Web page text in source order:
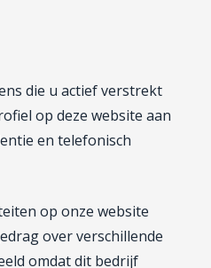
die u actief verstrekt
op deze website aan
en telefonisch
op onze website
over verschillende
omdat dit bedrijf